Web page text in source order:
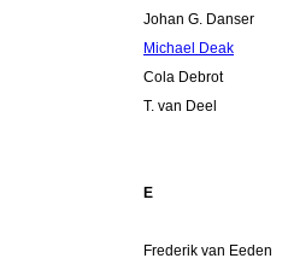
Johan G. Danser
Michael Deak
Cola Debrot
T. van Deel
E
Frederik van Eeden